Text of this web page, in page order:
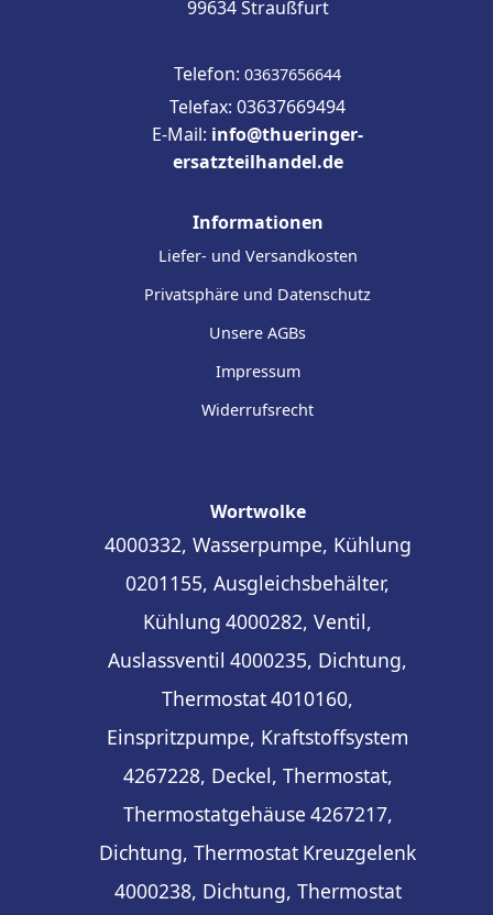
99634 Straußfurt
Telefon: 03637656644
Telefax: 03637669494
E-Mail: info@thueringer-
ersatzteilhandel.de
Informationen
Liefer- und Versandkosten
Privatsphäre und Datenschutz
Unsere AGBs
Impressum
Widerrufsrecht
Wortwolke
4000332, Wasserpumpe, Kühlung
0201155, Ausgleichsbehälter,
Kühlung 4000282, Ventil,
Auslassventil 4000235, Dichtung,
Thermostat4010160,
Einspritzpumpe, Kraftstoffsystem
4267228, Deckel, Thermostat,
Thermostatgehäuse 4267217,
Dichtung, Thermostat Kreuzgelenk
4000238, Dichtung, Thermostat